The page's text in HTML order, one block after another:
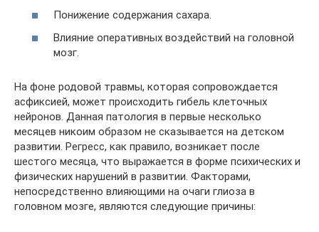
Понижение содержания сахара.
Влияние оперативных воздействий на головной
мозг.
На фоне родовой травмы, которая сопровождается
асфиксией, может происходить гибель клеточных
нейронов. Данная патология в первые несколько
месяцев никоим образом не сказывается на детском
развитии. Регресс, как правило, возникает после
шестого месяца, что выражается в форме психических и
физических нарушений в развитии. Факторами,
непосредственно влияющими на очаги глиоза в
головном мозге, являются следующие причины: